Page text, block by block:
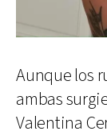
Aunque los
ambas
Valentina